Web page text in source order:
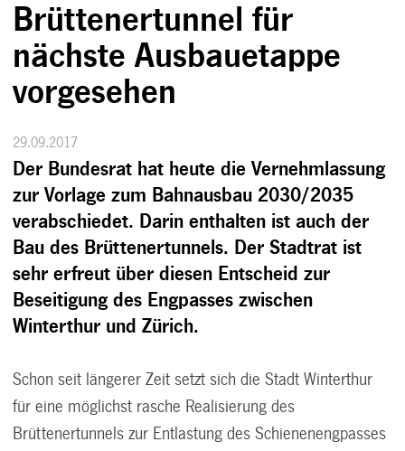
Brüttenertunnel für
nächste Ausbauetappe
vorgesehen
29.09.2017
Der Bundesrat hat heute die Vernehmlassung
zur Vorlage zum Bahnausbau 2030/2035
verabschiedet. Darin enthalten ist auch der
Bau des Brüttenertunnels. Der Stadtrat ist
sehr erfreut über diesen Entscheid zur
Beseitigung des Engpasses zwischen
Winterthur und Zürich.
Schon seit längerer Zeit setzt sich die Stadt Winterthur
für eine möglichst rasche Realisierung des
Brüttenertunnels zur Entlastung des Schienenengpasses